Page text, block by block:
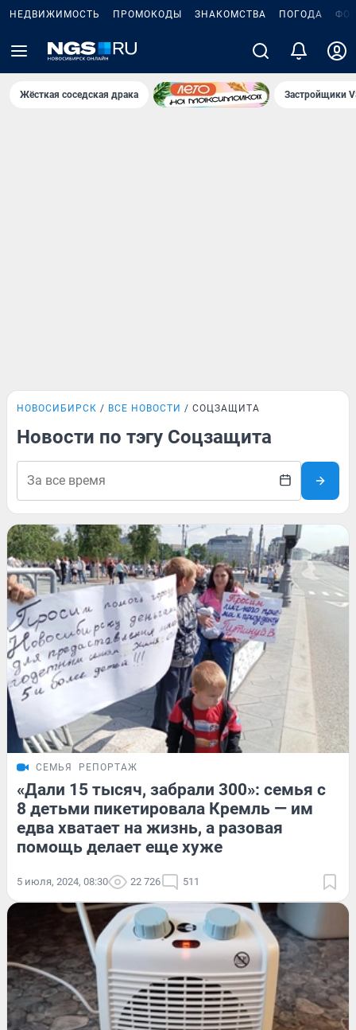
НЕДВИЖИМОСТЬ ПРОМОКОДЫ ЗНАКОМСТВА ПОГОДА
Жёсткая соседская драка Застройщики
НОВОСИБИРСК ВСЕ НОВОСТИ СОЦЗАЩИТА
Новости по тэгу Соцзащита
СЕМЬЯ РЕПОРТАЖ
«Дали 15 тысяч, забрали 300»: семья с
8 детьми пикетировала Кремль — им
едва хватает на жизнь, а разовая
помощь делает еще хуже
5 июля, 2024, 08:30 22 726 511